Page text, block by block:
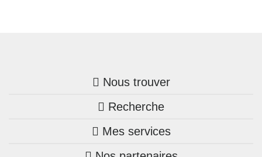
Nous trouver
Trouver une agence
Bretagne
Recherche
Nos annonces
Mes services